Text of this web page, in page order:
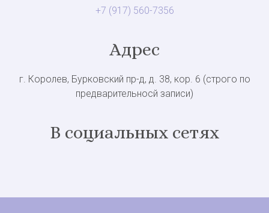
+7 (917) 560-7356
Адрес
г. Королев, Бурковский пр-д, д. 38, кор. 6 (строго по
предварительносй записи)
В социальных сетях